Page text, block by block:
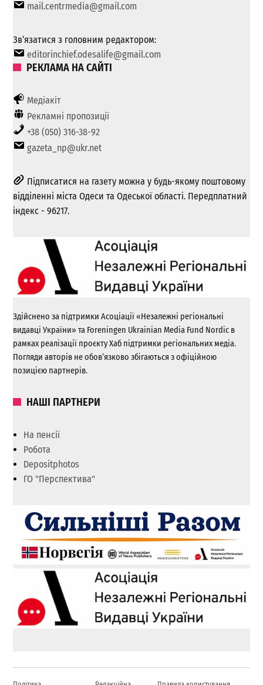
mail.centrmedia@gmail.com
Зв’язатися з головним редактором:
editorinchief.odesalife@gmail.com
РЕКЛАМА НА САЙТІ
Медіакіт
Рекламні пропозиції
+38 (050) 316-38-92
gazeta_np@ukr.net
Підписатися на газету можна у будь-якому поштовому
відділенні міста Одеси та Одеської області. Передплатний
індекс - 96217.
Здійснено за підтримки Асоціації «Незалежні регіональні
видавці України» та Foreningen Ukrainian Media Fund Nordic в
рамках реалізації проєкту Хаб підтримки регіональних медіа.
Погляди авторів не обов’язково збігаються з офіційною
позицією партнерів.
НАШІ ПАРТНЕРИ
На пенсії
Робота
Depositphotos
ГО "Перспектива"